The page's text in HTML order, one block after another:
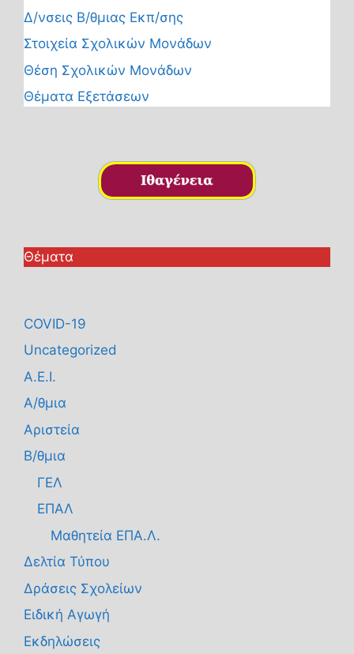
Δ/νσεις Β/θμιας Εκπ/σης
Στοιχεία Σχολικών Μονάδων
Θέση Σχολικών Μονάδων
Θέματα Εξετάσεων
Θέματα
COVID-19
Uncategorized
Α.Ε.Ι.
Α/θμια
Αριστεία
Β/θμια
ΓΕΛ
ΕΠΑΛ
Μαθητεία ΕΠΑ.Λ.
Δελτία Τύπου
Δράσεις Σχολείων
Ειδική Αγωγή
Εκδηλώσεις